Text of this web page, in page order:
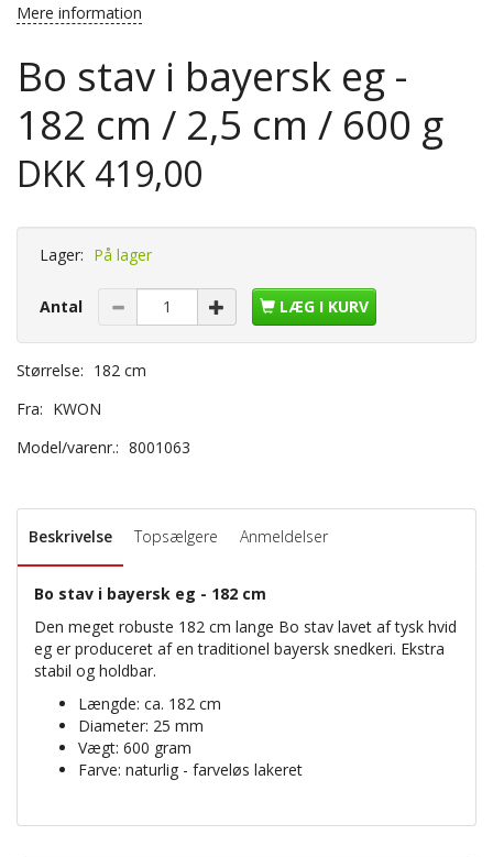
Mere information
Bo stav i bayersk eg -
182 cm / 2,5 cm / 600 g
DKK 419,00
Lager: På lager
Antal LÆG I KURV
Størrelse: 182 cm
Fra: KWON
Model/varenr.: 8001063
Beskrivelse Topsælgere Anmeldelser
Bo stav i bayersk eg - 182 cm
Den meget robuste 182 cm lange Bo stav lavet af tysk hvid
eg er produceret af en traditionel bayersk snedkeri. Ekstra
stabil og holdbar.
Længde: ca. 182 cm
Diameter: 25 mm
Vægt: 600 gram
Farve: naturlig - farveløs lakeret